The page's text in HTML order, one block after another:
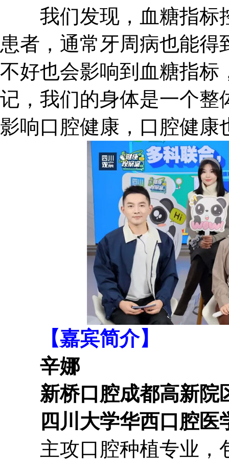
我们发现，血糖指标
患者，通常牙周病也能
不好也会影响到血糖指标
记，我们的身体是一个整
影响口腔健康，口腔健康
【嘉宾简介】
辛娜
新桥口腔成都高新院
四川大学华西口腔医
主攻口腔种植专业，